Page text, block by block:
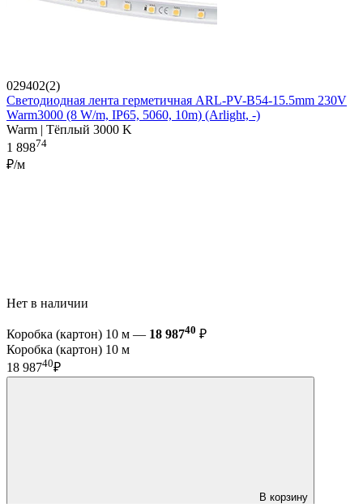
029402(2)
Светодиодная лента герметичная ARL-PV-B54-15.5mm 230V
Warm3000 (8 W/m, IP65, 5060, 10m) (Arlight, -)
Warm | Тёплый 3000 K
1 89874
₽/м
Нет в наличии
Коробка (картон) 10 м — 18 98740 ₽
Коробка (картон) 10 м
18 98740₽
В корзину